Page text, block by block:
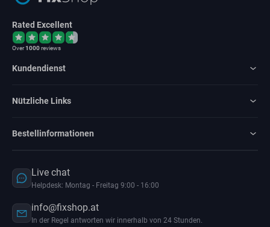
Rated Excellent
Over1000reviews
Kundendienst
Nützliche Links
Bestellinformationen
Live chat
Helpdesk: Montag - Freitag 9:00 - 16:00
info@fixshop.at
In der Regel antworten wir innerhalb von 24 Stunden.